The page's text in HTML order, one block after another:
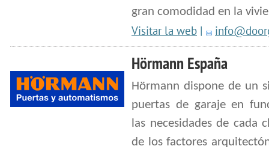
gran comodidad en la
Visitar la web |
Hörmann España
Hörmann dispone de un
puertas de garaje en
las necesidades de cada
de los factores